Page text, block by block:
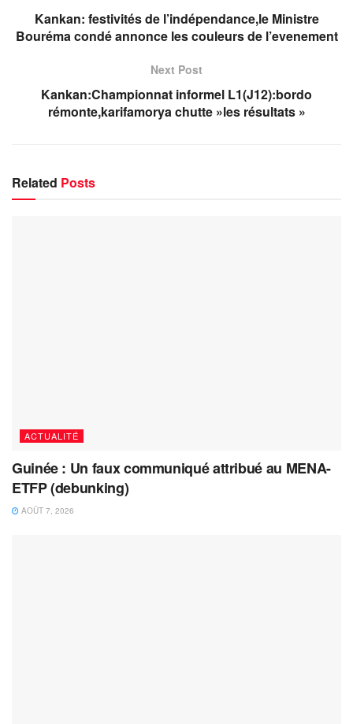
Kankan: festivités de l’indépendance,le Ministre
Bouréma condé annonce les couleurs de l’evenement
Next Post
Kankan:Championnat informel L1(J12):bordo
rémonte,karifamorya chutte »les résultats »
Related Posts
ACTUALITÉ
Guinée : Un faux communiqué attribué au MENA-
ETFP (debunking)
AOÛT 7, 2026